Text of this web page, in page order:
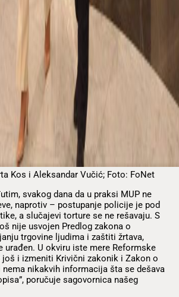
Kos i Aleksandar Vučić; Foto: FoNet
svakog dana da u praksi MUP ne
naprotiv – postupanje policije je pod
a slučajevi torture se ne rešavaju. S
nije usvojen Predlog zakona o
trgovine ljudima i zaštiti žrtava,
urađen. U okviru iste mere Reformske
još i izmeniti Krivični zakonik i Zakon o
nikakvih informacija šta se dešava
poručuje sagovornica našeg